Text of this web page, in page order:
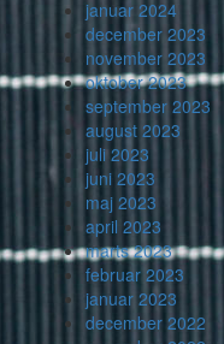
januar 2024
december 2023
november 2023
oktober 2023
september 2023
august 2023
juli 2023
juni 2023
maj 2023
april 2023
marts 2023
februar 2023
januar 2023
december 2022